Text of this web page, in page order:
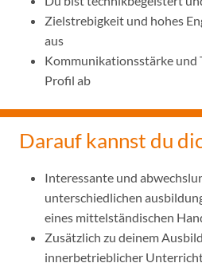
Zielstrebigkeit und hohes
aus
Kommunikationsstärke und
Profil ab
Darauf kannst du
Interessante und
unterschiedlichen
eines mittelständischen
Zusätzlich zu deinem
innerbetrieblicher